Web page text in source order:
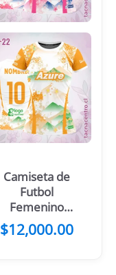
Camiseta de
Futbol
Femenino
Rosado Flores
Montañas
$12,000.00